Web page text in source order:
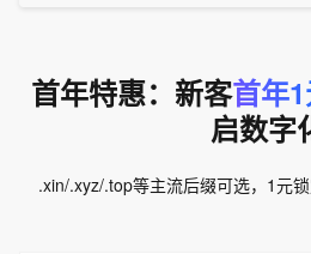
首年特惠：新客首年
启数字
.xin/.xyz/.top等主流后缀可选，1元